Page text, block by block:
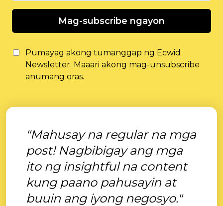
Mag-subscribe ngayon
Pumayag akong tumanggap ng Ecwid
Newsletter. Maaari akong mag-unsubscribe
anumang oras.
"Mahusay na regular na mga
post! Nagbibigay ang mga
ito ng insightful na content
kung paano pahusayin at
buuin ang iyong negosyo."